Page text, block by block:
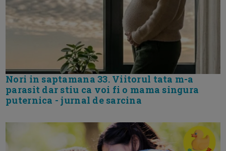
Nori in saptamana 33. Viitorul tata m-a
parasit dar stiu ca voi fi o mama singura
puternica - jurnal de sarcina